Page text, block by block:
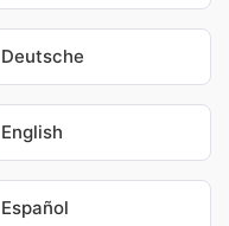
Deutsche
English
Español